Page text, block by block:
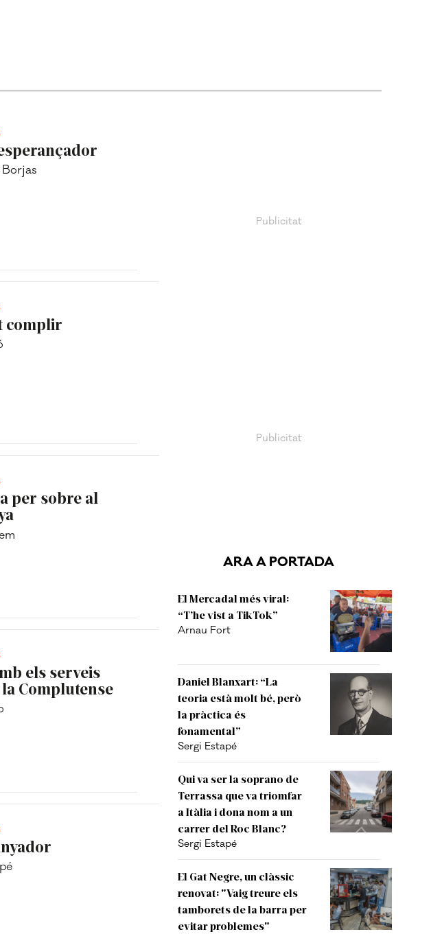
complir
per sobre al
els serveis
Complutense
ARA A PORTADA
El Mercadal més viral:
“T’he vist a TikTok”
Arnau Fort
Daniel Blanxart: “La
teoria està molt bé, però
la pràctica és
fonamental”
Sergi Estapé
Qui va ser la soprano de
Terrassa que va triomfar
a Itàlia i dona nom a un
carrer del Roc Blanc?
Sergi Estapé
El Gat Negre, un clàssic
renovat: "Vaig treure els
tamborets de la barra per
evitar problemes"